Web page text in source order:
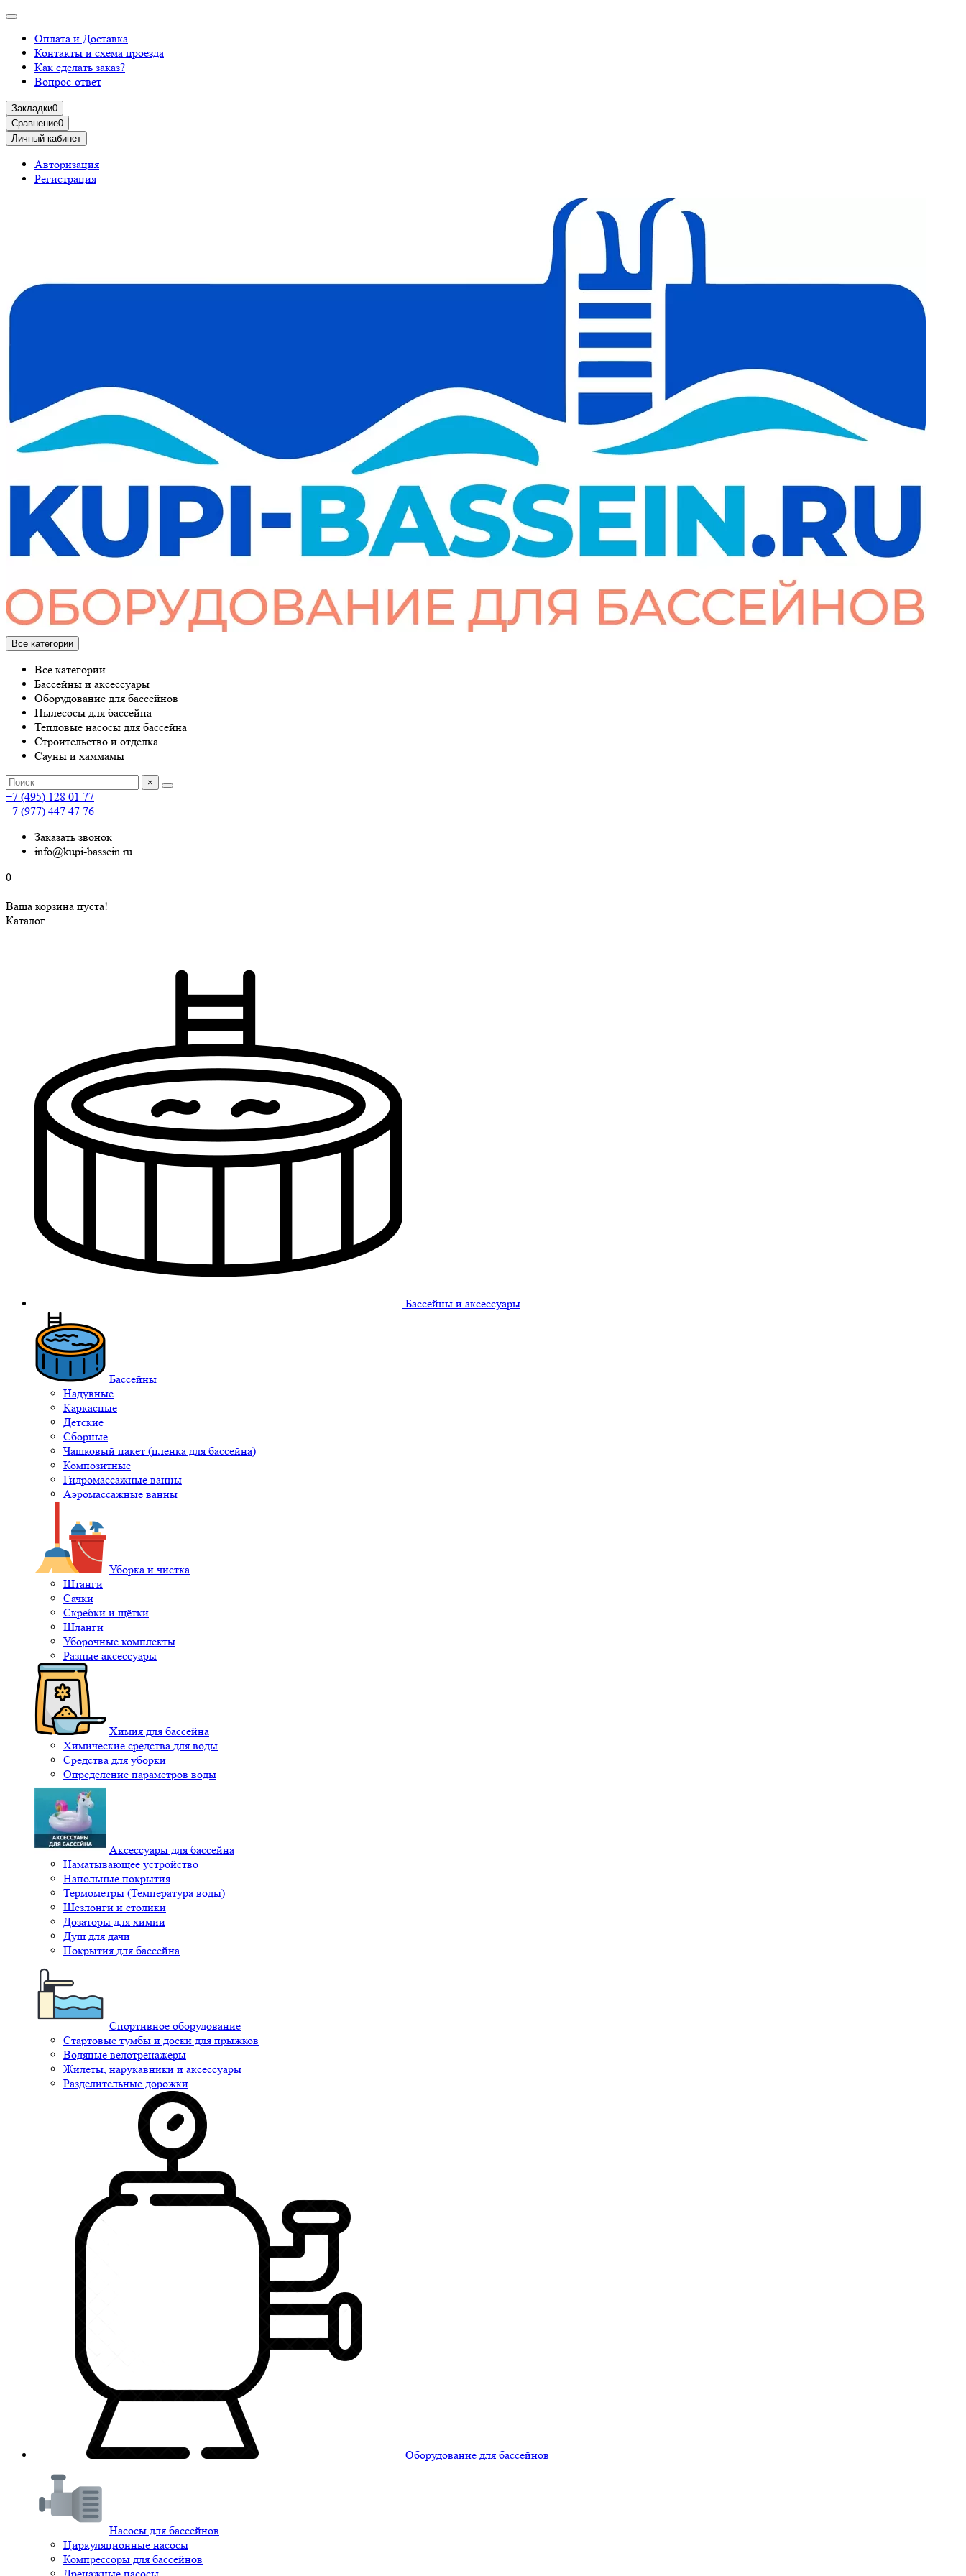
Оплата и Доставка
Контакты и схема проезда
Как сделать заказ?
Вопрос-ответ
Закладки0
Сравнение0
Личный кабинет
Авторизация
Регистрация
Все категории
Все категории
Бассейны и аксессуары
Оборудование для бассейнов
Пылесосы для бассейна
Тепловые насосы для бассейна
Строительство и отделка
Сауны и хаммамы
×
+7 (495) 128 01 77
+7 (977) 447 47 76
Заказать звонок
info@kupi-bassein.ru
0
Ваша корзина пуста!
Каталог
Бассейны и аксессуары
Бассейны
Надувные
Каркасные
Детские
Сборные
Чашковый пакет (пленка для бассейна)
Композитные
Гидромассажные ванны
Аэромассажные ванны
Уборка и чистка
Штанги
Сачки
Скребки и щётки
Шланги
Уборочные комплекты
Разные аксессуары
Химия для бассейна
Химические средства для воды
Средства для уборки
Определение параметров воды
Аксессуары для бассейна
Наматывающее устройство
Напольные покрытия
Термометры (Температура воды)
Шезлонги и столики
Дозаторы для химии
Душ для дачи
Покрытия для бассейна
Спортивное оборудование
Стартовые тумбы и доски для прыжков
Водяные велотренажеры
Жилеты, нарукавники и аксессуары
Разделительные дорожки
Оборудование для бассейнов
Насосы для бассейнов
Циркуляционные насосы
Компрессоры для бассейнов